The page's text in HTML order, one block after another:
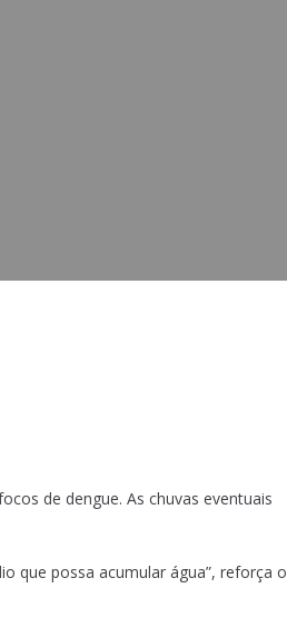
de dengue. As chuvas eventuais
que possa acumular água”, reforça o